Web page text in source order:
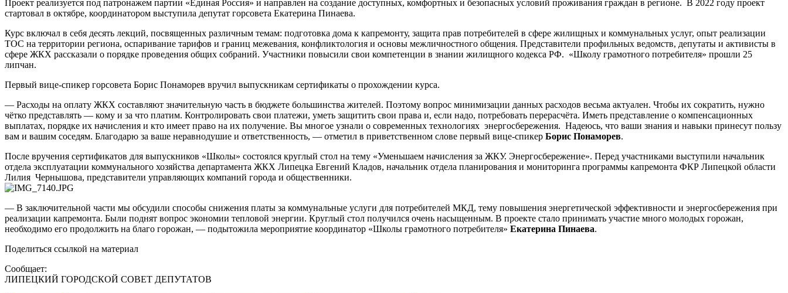
Проект реализуется под патронажем партии «Единая Россия» и направлен на создание доступных, комфортных и безопасных условий проживания граждан в регионе. В 2022 году проект
стартовал в октябре, координатором выступила депутат горсовета Екатерина Пинаева.
Курс включал в себя десять лекций, посвященных различным темам: подготовка дома к капремонту, защита прав потребителей в сфере жилищных и коммунальных услуг, опыт реализации
ТОС на территории региона, оспаривание тарифов и границ межевания, конфликтология и основы межличностного общения. Представители профильных ведомств, депутаты и активисты в
сфере ЖКХ рассказали о порядке проведения общих собраний. Участники повысили свои компетенции в знании жилищного кодекса РФ. «Школу грамотного потребителя» прошли 25
липчан.
Первый вице-спикер горсовета Борис Понаморев вручил выпускникам сертификаты о прохождении курса.
— Расходы на оплату ЖКХ составляют значительную часть в бюджете большинства жителей. Поэтому вопрос минимизации данных расходов весьма актуален. Чтобы их сократить, нужно
чётко представлять — кому и за что платим. Контролировать свои платежи, уметь защитить свои права и, если надо, потребовать перерасчёта. Иметь представление о компенсационных
выплатах, порядке их начисления и кто имеет право на их получение. Вы многое узнали о современных технологиях энергосбережения. Надеюсь, что ваши знания и навыки принесут пользу
вам и вашим соседям. Благодарю за ваше неравнодушие и ответственность, — отметил в приветственном слове первый вице-спикер Борис Понаморев.
После вручения сертификатов для выпускников «Школы» состоялся круглый стол на тему «Уменьшаем начисления за ЖКУ. Энергосбережение». Перед участниками выступили начальник
отдела эксплуатации коммунального хозяйства департамента ЖКХ Липецка Евгений Кладов, начальник отдела планирования и мониторинга программы капремонта ФКР Липецкой области
Лилия Чернышова, представители управляющих компаний города и общественники.
— В заключительной части мы обсудили способы снижения платы за коммунальные услуги для потребителей МКД, тему повышения энергетической эффективности и энергосбережения при
реализации капремонта. Были поднят вопрос экономии тепловой энергии. Круглый стол получился очень насыщенным. В проекте стало принимать участие много молодых горожан,
необходимо его продолжить на благо горожан, — подытожила мероприятие координатор «Школы грамотного потребителя» Екатерина Пинаева.
Поделиться ссылкой на материал
Сообщает:
ЛИПЕЦКИЙ ГОРОДСКОЙ СОВЕТ ДЕПУТАТОВ